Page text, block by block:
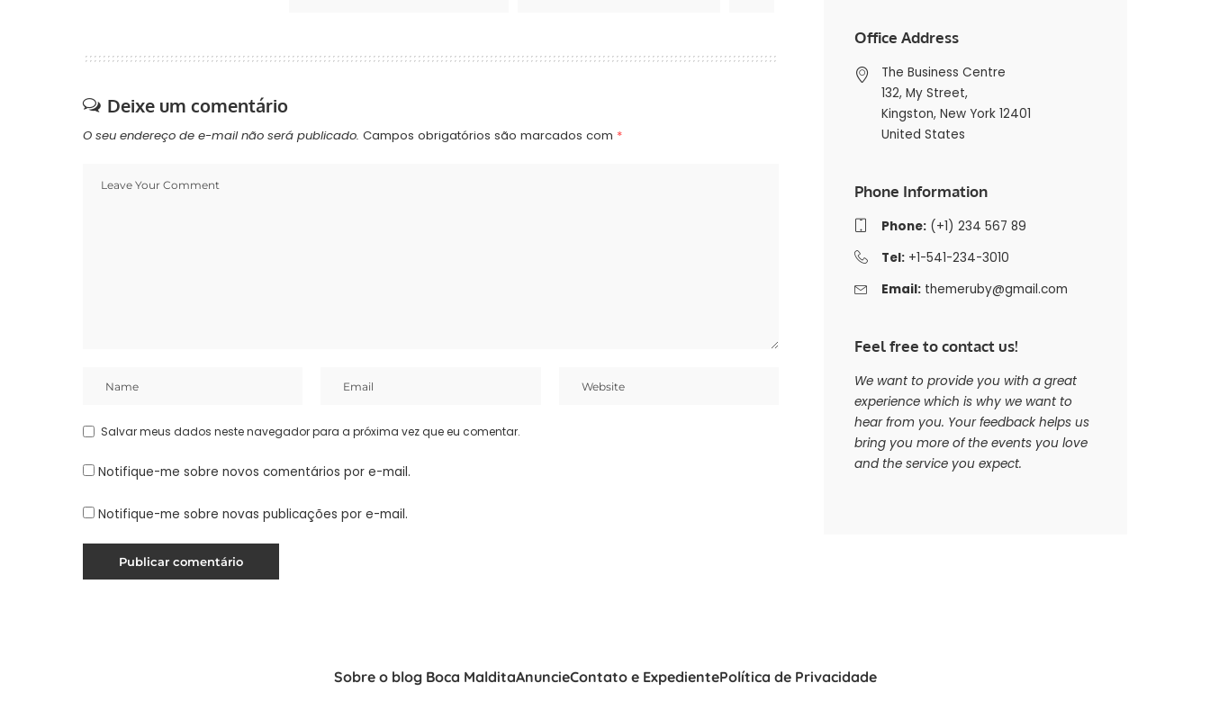
Deixe um comentário
O seu endereço de e-mail não será publicado. Campos obrigatórios são marcados com *
Salvar meus dados neste navegador para a próxima vez que eu comentar.
Notifique-me sobre novos comentários por e-mail.
Notifique-me sobre novas publicações por e-mail.
Office Address
The Business Centre
132, My Street,
Kingston, New York 12401
United States
Phone Information
Phone:(+1) 234 567 89
Tel:+1-541-234-3010
Email: themeruby@gmail.com
Feel free to contact us!
We want to provide you with a great
experience which is why we want to
hear from you. Your feedback helps us
bring you more of the events you love
and the service you expect.
Sobre o blog Boca MalditaAnuncieContato e ExpedientePolítica de Privacidade